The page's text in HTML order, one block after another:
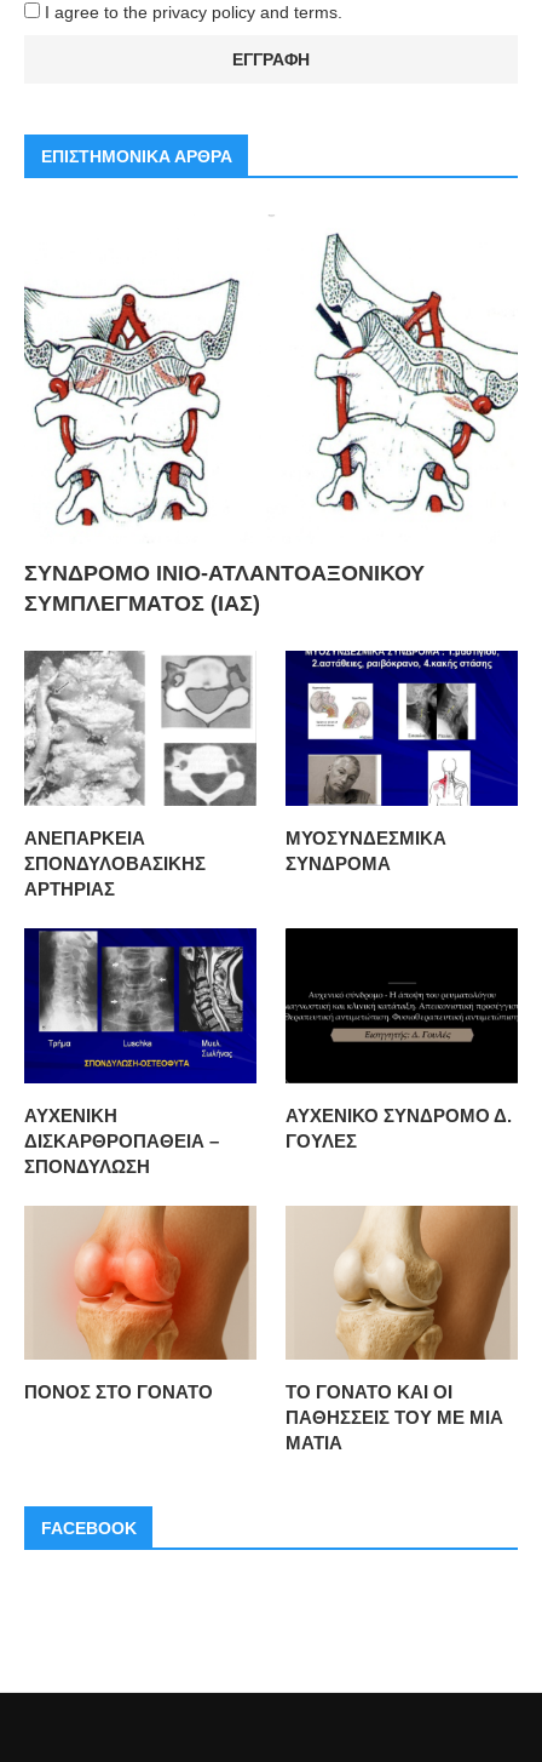
I agree to the privacy policy and terms.
ΕΠΙΣΤΗΜΟΝΙΚΑ ΑΡΘΡΑ
ΣΥΝΔΡΟΜΟ ΙΝΙΟ-ΑΤΛΑΝΤΟΑΞΟΝΙΚΟΥ
ΣΥΜΠΛΕΓΜΑΤΟΣ (ΙΑΣ)
ΑΝΕΠΑΡΚΕΙΑ
ΣΠΟΝΔΥΛΟΒΑΣΙΚΗΣ
ΑΡΤΗΡΙΑΣ
ΜΥΟΣΥΝΔΕΣΜΙΚΑ
ΣΥΝΔΡΟΜΑ
ΑΥΧΕΝΙΚΗ
ΔΙΣΚΑΡΘΡΟΠΑΘΕΙΑ –
ΣΠΟΝΔΥΛΩΣΗ
ΑΥΧΕΝΙΚΟ ΣΥΝΔΡΟΜΟ Δ.
ΓΟΥΛΕΣ
ΠΟΝΟΣ ΣΤΟ ΓΟΝΑΤΟ
ΤΟ ΓΟΝΑΤΟ ΚΑΙ ΟΙ
ΠΑΘΗΣΣΕΙΣ ΤΟΥ ΜΕ ΜΙΑ
ΜΑΤΙΑ
FACEBOOK